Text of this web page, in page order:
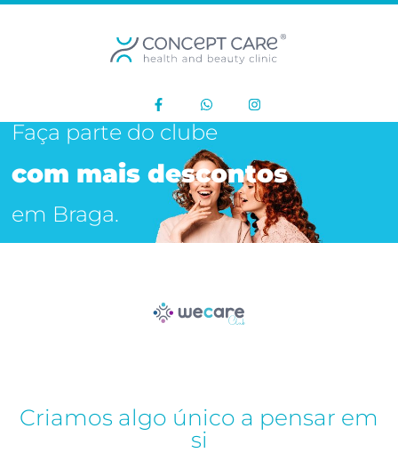
Faça parte do clube
com mais descontos
em Braga.
Criamos algo único a pensar em
si